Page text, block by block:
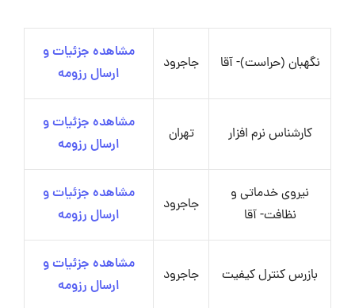
نگهبان (حراست)- آقا جاجرود
مشاهده جزئیات و
ارسال رزومه
کارشناس نرم افزار تهران
مشاهده جزئیات و
ارسال رزومه
نیروی خدماتی و
نظافت- آقا
جاجرود
مشاهده جزئیات و
ارسال رزومه
بازرس کنترل کیفیت جاجرود
مشاهده جزئیات و
ارسال رزومه